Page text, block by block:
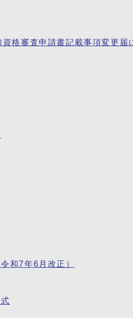
格審査申請書記載事項変更届
和7年6月改正）